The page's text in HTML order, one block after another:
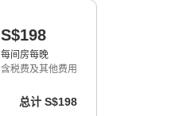
S$198
每间房每晚
含税费及其他费用
总计 S$198